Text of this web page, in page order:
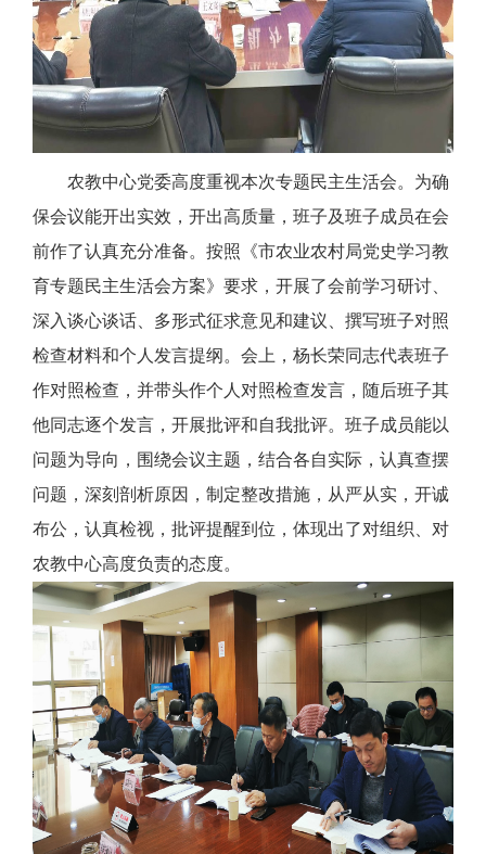
农教中心党委高度重视本次专题民主生活会。为确
保会议能开出实效，开出高质量，班子及班子成员在会
前作了认真充分准备。按照《市农业农村局党史学习教
育专题民主生活会方案》要求，开展了会前学习研讨、
深入谈心谈话、多形式征求意见和建议、撰写班子对照
检查材料和个人发言提纲。会上，杨长荣同志代表班子
作对照检查，并带头作个人对照检查发言，随后班子其
他同志逐个发言，开展批评和自我批评。班子成员能以
问题为导向，围绕会议主题，结合各自实际，认真查摆
问题，深刻剖析原因，制定整改措施，从严从实，开诚
布公，认真检视，批评提醒到位，体现出了对组织、对
农教中心高度负责的态度。